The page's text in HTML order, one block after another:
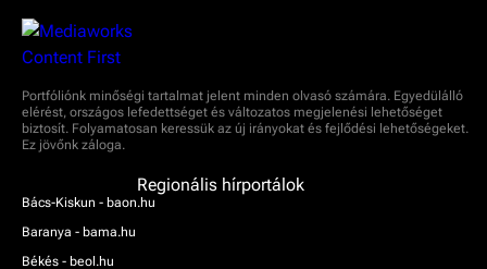
Portfóliónk minőségi tartalmat jelent minden olvasó számára. Egyedülálló
elérést, országos lefedettséget és változatos megjelenési lehetőséget
biztosít. Folyamatosan keressük az új irányokat és fejlődési lehetőségeket.
Ez jövőnk záloga.
Regionális hírportálok
Bács-Kiskun - baon.hu
Baranya - bama.hu
Békés - beol.hu